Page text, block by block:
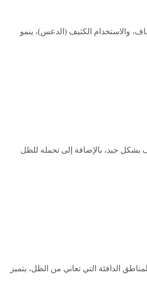
الجفاف، والاستخدام الكثيف (الدعس)، ينمو
بشكل جيد، بالإضافة إلى تحمله للظل
الدافئة التي تعاني من الظل، يتميز